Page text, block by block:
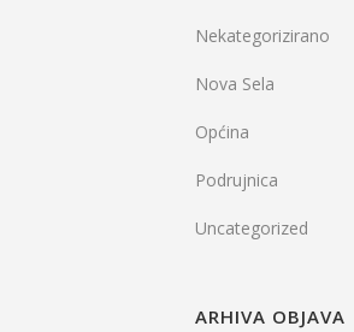
Nekategorizirano
Nova Sela
Općina
Podrujnica
Uncategorized
ARHIVA OBJAVA